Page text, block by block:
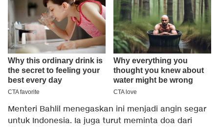
Menteri Bahlil menegaskan ini menjadi angin segar
untuk Indonesia. Ia juga turut meminta doa dari